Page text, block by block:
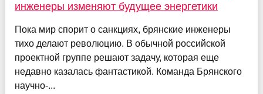
инженеры изменяют будущее энергетики
Пока мир спорит о санкциях, брянские инженеры
тихо делают революцию. В обычной российской
проектной группе решают задачу, которая еще
недавно казалась фантастикой. Команда Брянского
научно-...